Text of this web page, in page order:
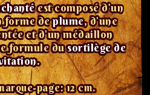
est composé d'un
forme deplume, d'une
et d'un médaillon
formule dusortilège de
.
page: 12 cm.